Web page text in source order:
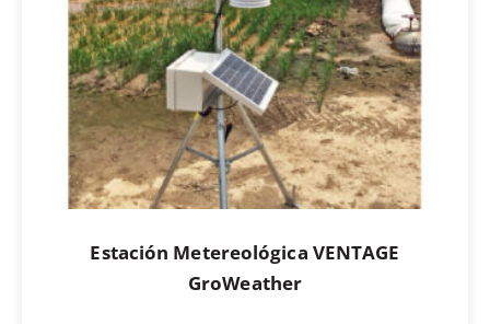
Estación Metereológica VENTAGE
GroWeather